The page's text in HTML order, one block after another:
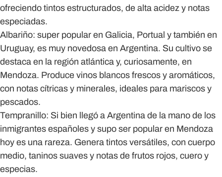
ofreciendo tintos estructurados, de alta acidez y notas
especiadas.
Albariño: super popular en Galicia, Portual y también en
Uruguay, es muy novedosa en Argentina. Su cultivo se
destaca en la región atlántica y, curiosamente, en
Mendoza. Produce vinos blancos frescos y aromáticos,
con notas cítricas y minerales, ideales para mariscos y
pescados.
Tempranillo: Si bien llegó a Argentina de la mano de los
inmigrantes españoles y supo ser popular en Mendoza
hoy es una rareza. Genera tintos versátiles, con cuerpo
medio, taninos suaves y notas de frutos rojos, cuero y
especias.